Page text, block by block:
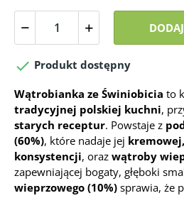
 Produkt dostępny
Wątrobianka ze Świniobicia to
tradycyjnej polskiej kuchni,
starych receptur. Powstaje z
(60%), które nadaje jej
konsystencji, oraz wątroby
zapewniającej bogaty, głęboki
wieprzowego (10%) sprawia, że